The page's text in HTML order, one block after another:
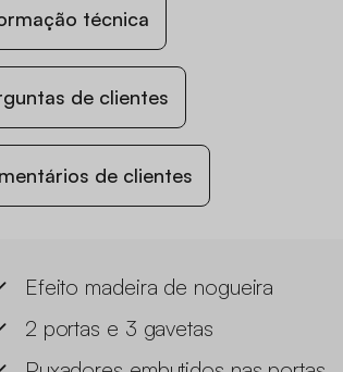
técnica
de clientes
de clientes
Efeito madeira de nogueira
2 portas e 3 gavetas